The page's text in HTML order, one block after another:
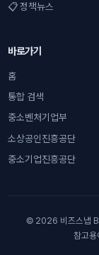
📋 정책뉴스
바로가기
홈
통합 검색
중소벤처기업부
소상공인진흥공단
중소기업진흥공단
© 2026 비즈스냅
참고용